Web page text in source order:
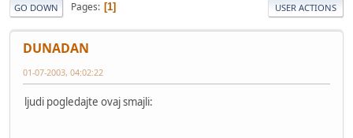
GO DOWN Pages 1 USER ACTIONS
DUNADAN
01-07-2003, 04:02:22
ljudi pogledajte ovaj smajli: